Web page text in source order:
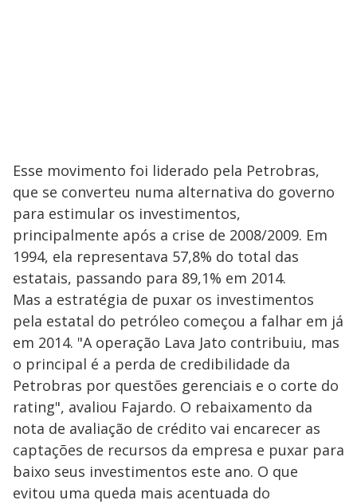
Esse movimento foi liderado pela Petrobras,
que se converteu numa alternativa do governo
para estimular os investimentos,
principalmente após a crise de 2008/2009. Em
1994, ela representava 57,8% do total das
estatais, passando para 89,1% em 2014.
Mas a estratégia de puxar os investimentos
pela estatal do petróleo começou a falhar em já
em 2014. "A operação Lava Jato contribuiu, mas
o principal é a perda de credibilidade da
Petrobras por questões gerenciais e o corte do
rating", avaliou Fajardo. O rebaixamento da
nota de avaliação de crédito vai encarecer as
captações de recursos da empresa e puxar para
baixo seus investimentos este ano. O que
evitou uma queda mais acentuada do